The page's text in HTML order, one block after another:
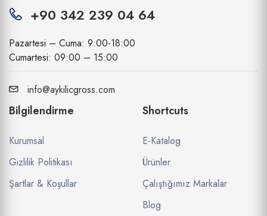
+90 342 239 04 64
Pazartesi – Cuma: 9:00-18:00
Cumartesi: 09:00 – 15:00
info@aykilicgross.com
Bilgilendirme
Kurumsal
Gizlilik Politikası
Şartlar & Koşullar
Shortcuts
E-Katalog
Ürünler
Çalıştığımız Markalar
Blog